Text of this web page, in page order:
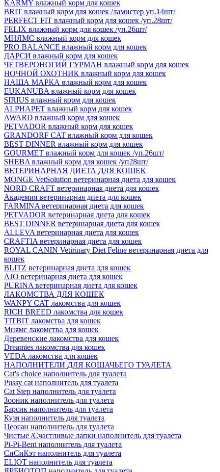
KARMY влажный корм для кошек
BRIT влажный корм для кошек /ламистер уп.14шт/
PERFECT FIT влажный корм для кошек /уп.28шт/
FELIX влажный корм для кошек /уп.26шт/
МНЯМС влажный корм для кошек
PRO BALANCE влажный корм для кошек
ДАРСИ влажный корм для кошек
ЧЕТВЕРОНОГИЙ ГУРМАН влажный корм для кошек
НОЧНОЙ ОХОТНИК влажный корм для кошек
НАША МАРКА влажный корм для кошек
EUKANUBA влажный корм для кошек
SIRIUS влажный корм для кошек
ALPHAPET влажный корм для кошек
AWARD влажный корм для кошек
PETVADOR влажный корм для кошек
GRANDORF CAT влажный корм для кошек
BEST DINNER влажный корм для кошек
GOURMET влажный корм для кошек /уп.26шт/
SHEBA влажный корм для кошек /уп28шт/
ВЕТЕРИНАРНАЯ ДИЕТА ДЛЯ КОШЕК
MONGE VetSoiution ветеринарная диета для кошек
NORD CRAFT ветеринарная диета для кошек
Академия ветеринарная диета для кошек
FARMINA ветеринарная диета для кошек
PETVADOR ветеринарная диета для кошек
BEST DINNER ветеринарная диета для кошек
ALLEVA ветеринарная диета для кошек
CRAFTIA ветеринарная диета для кошек
ROYAL CANIN Vetirinary Diet Feline ветеринарная диета для
кошек
BLITZ ветеринарная диета для кошек
AJO ветеринарная диета для кошек
PURINA ветеринарная диета для кошек
ЛАКОМСТВА ДЛЯ КОШЕК
WANPY CAT лакомства для кошек
RICH BREED лакомства для кошек
TITBIT лакомства для кошек
Мнямс лакомства для кошек
Деревенские лакомства для кошек
Dreamies лакомства для кошек
VEDA лакомства для кошек
НАПОЛНИТЕЛИ ДЛЯ КОШАЧЬЕГО ТУАЛЕТА
Cat's choice наполнитель для туалета
Pussy cat наполнитель для туалета
Cat Step наполнитель для туалета
Зооник наполнитель для туалета
Барсик наполнитель для туалета
Кузя наполнитель для туалета
Цеосан наполнитель для туалета
Чистые /Счастливые лапки наполнитель для туалета
Pi-Pi-Bent наполнитель для туалета
СиСиКэт наполнитель для туалета
ELIOT наполнитель для туалета